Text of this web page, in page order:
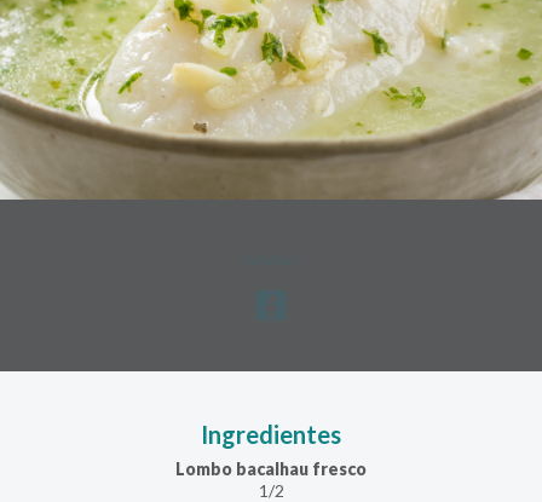
Ingredientes
Lombo bacalhau fresco
1/2